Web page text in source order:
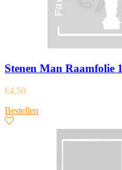
Stenen Man Raamfolie 1
€4,50
Bestellen